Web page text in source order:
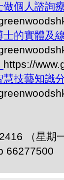
個人諮詢
的實體及
https://
技藝知識
（星期
66277500